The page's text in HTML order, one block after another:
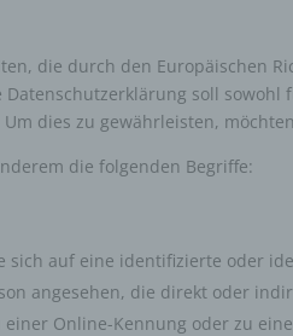
die durch den Europäischen
Datenschutzerklärung soll
dies zu gewährleisten,
die folgenden Begriffe:
auf eine identifizierte oder
angesehen, die direkt oder
Online-Kennung oder zu